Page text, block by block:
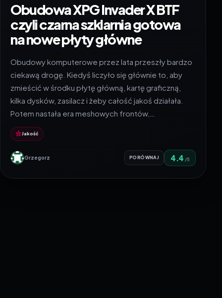
Obudowa XPG Invader X BTF
czyli czarna szklarnia gotowa
na nowe płyty główne
Obudowy komputerowe przez lata przeszły bardzo
ciekawą drogę. Kiedyś liczyło się głównie to, aby
zmieścić w środku płytę główną, kartę graficzną,
kilka dysków, zasilacz i żeby całość jakoś działała.
Potem nastała era meshowych frontów,…
Jakość
Grzegorz PORÓWNAJ 4.4 /5